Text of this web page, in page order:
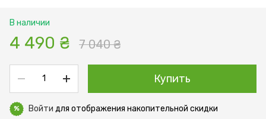
В наличии
4 490 ₴ 7 040 ₴
Купить
% Войти для отображения накопительной скидки